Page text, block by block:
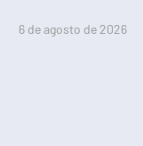
6 de agosto de 2026